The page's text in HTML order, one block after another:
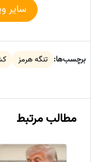
سایر
برچسب‌ها: تنگه هرمز
مطالب مرتبط